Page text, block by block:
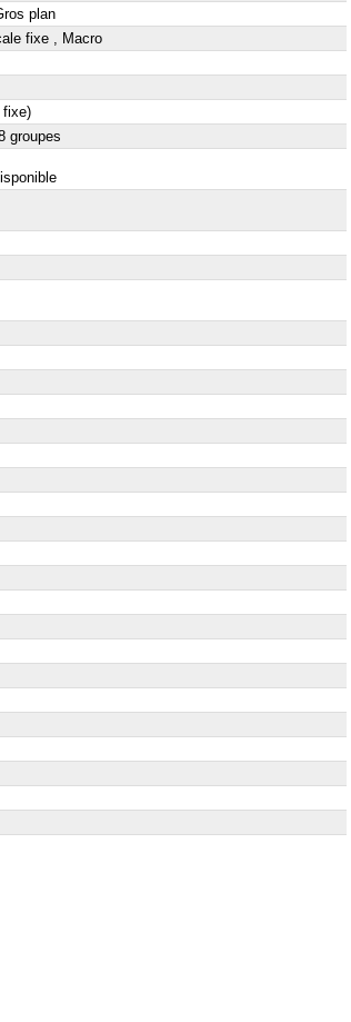
plan
fixe , Macro
fixe)
groupes